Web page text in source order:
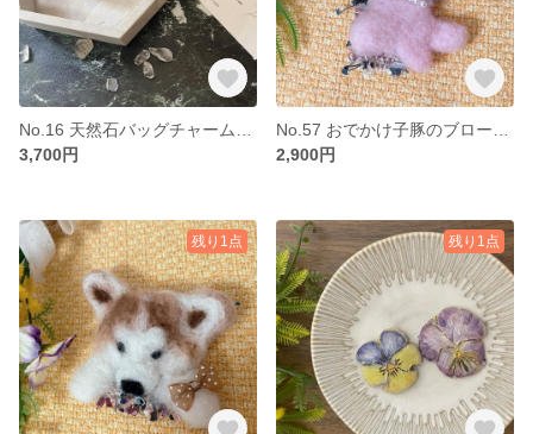
3,700円
2,900円
残り1点 残り1点